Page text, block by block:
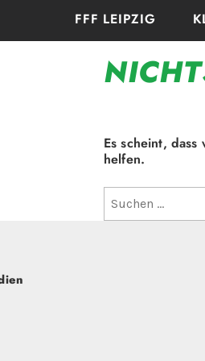
FFF LEIPZIG
Es scheint,
helfen.
Suchen
nach: